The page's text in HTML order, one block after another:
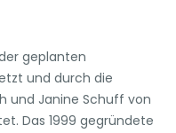
geplanten
und durch die
und Janine Schuff von
Das 1999 gegründete